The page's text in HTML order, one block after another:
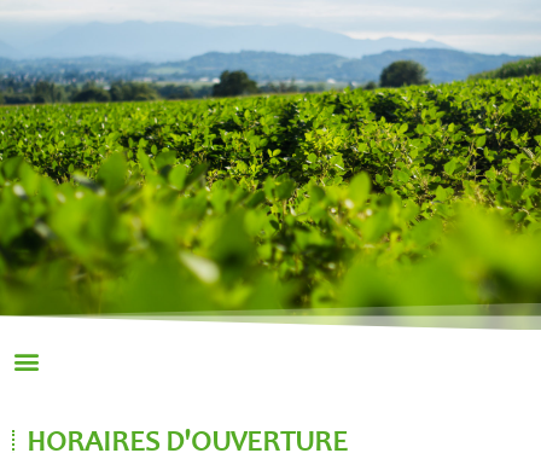
HORAIRES D'OUVERTURE